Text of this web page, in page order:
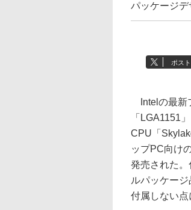
パッケージ
ポスト
Intelの最新
「LGA1151
CPU「
ップPC向け
発売された
ルパッケー
付属しない点